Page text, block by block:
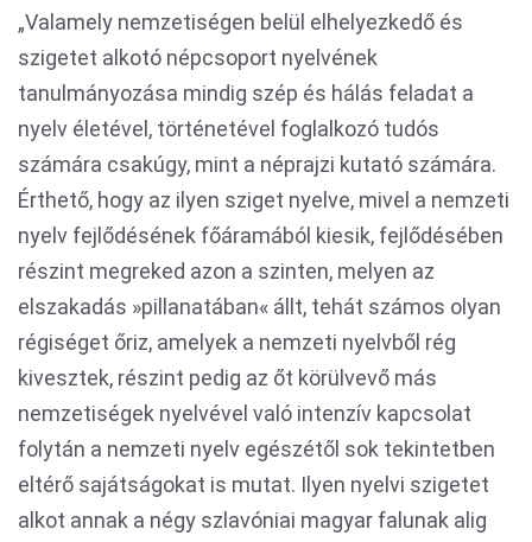
„Valamely nemzetiségen belül elhelyezkedő és
szigetet alkotó népcsoport nyelvének
tanulmányozása mindig szép és hálás feladat a
nyelv életével, történetével foglalkozó tudós
számára csakúgy, mint a néprajzi kutató számára.
Érthető, hogy az ilyen sziget nyelve, mivel a nemzeti
nyelv fejlődésének főáramából kiesik, fejlődésében
részint megreked azon a szinten, melyen az
elszakadás »pillanatában« állt, tehát számos olyan
régiséget őriz, amelyek a nemzeti nyelvből rég
kivesztek, részint pedig az őt körülvevő más
nemzetiségek nyelvével való intenzív kapcsolat
folytán a nemzeti nyelv egészétől sok tekintetben
eltérő sajátságokat is mutat. Ilyen nyelvi szigetet
alkot annak a négy szlavóniai magyar falunak alig